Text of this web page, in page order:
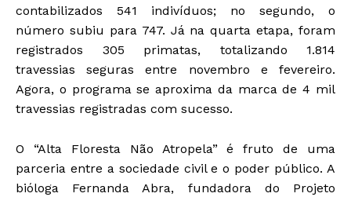
contabilizados 541 indivíduos; no segundo, o
número subiu para 747. Já na quarta etapa, foram
registrados 305 primatas, totalizando 1.814
travessias seguras entre novembro e fevereiro.
Agora, o programa se aproxima da marca de 4 mil
travessias registradas com sucesso.
O “Alta Floresta Não Atropela” é fruto de uma
parceria entre a sociedade civil e o poder público. A
bióloga Fernanda Abra, fundadora do Projeto